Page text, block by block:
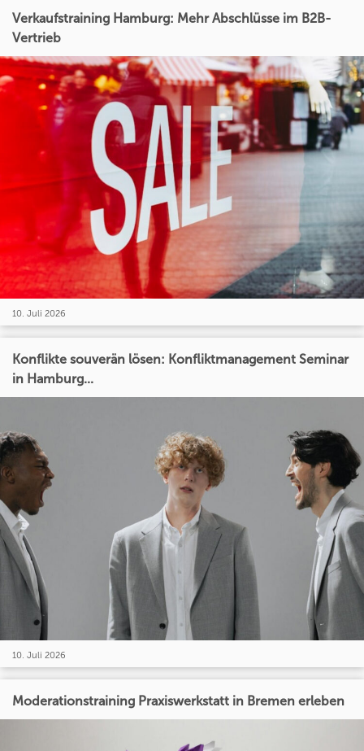
Verkaufstraining Hamburg: Mehr Abschlüsse im B2B-
Vertrieb
10. Juli 2026
Konflikte souverän lösen: Konfliktmanagement Seminar
in Hamburg...
10. Juli 2026
Moderationstraining Praxiswerkstatt in Bremen erleben